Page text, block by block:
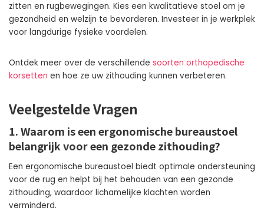
zitten en rugbewegingen. Kies een kwalitatieve stoel om je
gezondheid en welzijn te bevorderen. Investeer in je werkplek
voor langdurige fysieke voordelen.
Ontdek meer over de verschillende soorten orthopedische
korsetten en hoe ze uw zithouding kunnen verbeteren.
Veelgestelde Vragen
1. Waarom is een ergonomische bureaustoel
belangrijk voor een gezonde zithouding?
Een ergonomische bureaustoel biedt optimale ondersteuning
voor de rug en helpt bij het behouden van een gezonde
zithouding, waardoor lichamelijke klachten worden
verminderd.